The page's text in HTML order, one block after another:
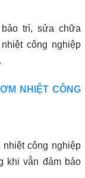
trì, sửa chữa
công nghiệp
NHIỆT CÔNG
công nghiệp
khi vẫn đảm bảo